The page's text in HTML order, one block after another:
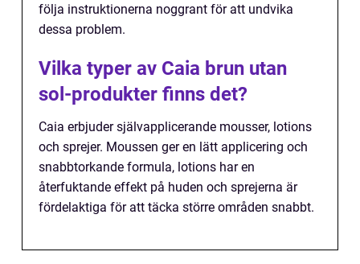
följa instruktionerna noggrant för att undvika
dessa problem.
Vilka typer av Caia brun utan
sol-produkter finns det?
Caia erbjuder självapplicerande mousser, lotions
och sprejer. Moussen ger en lätt applicering och
snabbtorkande formula, lotions har en
återfuktande effekt på huden och sprejerna är
fördelaktiga för att täcka större områden snabbt.